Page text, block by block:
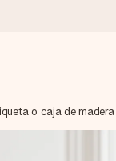
al vuelo,
cuando más
o caja de madera